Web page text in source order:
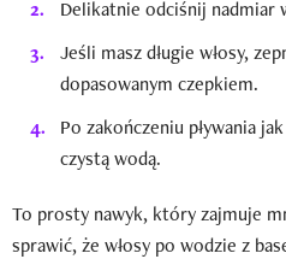
Delikatnie odciśnij nadmiar
Jeśli masz długie włosy,
dopasowanym czepkiem.
Po zakończeniu pływania
czystą wodą.
To prosty nawyk, który zajmuje
sprawić, że włosy po wodzie z